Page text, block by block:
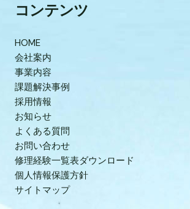
コンテンツ
HOME
会社案内
事業内容
課題解決事例
採用情報
お知らせ
よくある質問
お問い合わせ
修理経験一覧表ダウンロード
個人情報保護方針
サイトマップ